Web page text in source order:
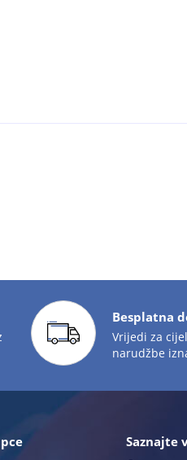
Besplatna
Vrijedi za
narudžbe
Saznajte